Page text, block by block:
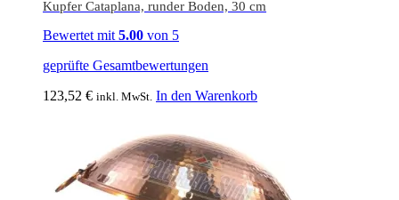
Kupfer Cataplana, runder Boden, 30 cm
Bewertet mit 5.00 von 5
geprüfte Gesamtbewertungen
123,52 € inkl. MwSt. In den Warenkorb